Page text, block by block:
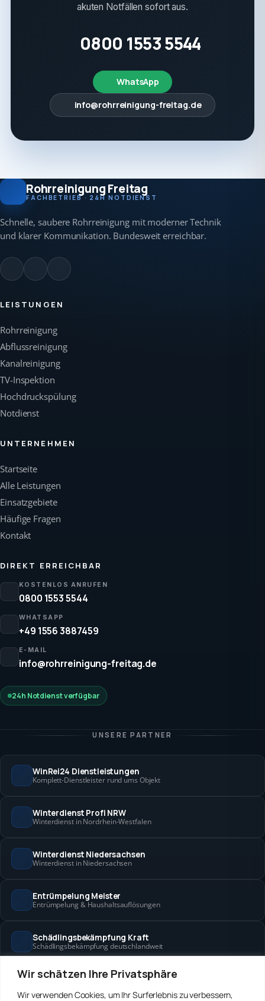
Wir schätzen Ihre Privatsphäre
Wir verwenden Cookies, um Ihr Surferlebnis zu verbessern,
akuten Notfällen sofort aus.
0800 1553 5544
WhatsApp
info@rohrreinigung-freitag.de
Rohrreinigung Freitag
FACHBETRIEB · 24H NOTDIENST
Schnelle, saubere Rohrreinigung mit moderner Technik
und klarer Kommunikation. Bundesweit erreichbar.
LEISTUNGEN
Rohrreinigung
Abflussreinigung
Kanalreinigung
TV-Inspektion
Hochdruckspülung
Notdienst
UNTERNEHMEN
Startseite
Alle Leistungen
Einsatzgebiete
Häufige Fragen
Kontakt
DIREKT ERREICHBAR
KOSTENLOS ANRUFEN
0800 1553 5544
WHATSAPP
+49 1556 3887459
E-MAIL
info@rohrreinigung-freitag.de
24h Notdienst verfügbar
UNSERE PARTNER
WinRei24 Dienstleistungen
Komplett-Dienstleister rund ums Objekt
Winterdienst Profi NRW
Winterdienst in Nordrhein-Westfalen
Winterdienst Niedersachsen
Winterdienst in Niedersachsen
Entrümpelung Meister
Entrümpelung & Haushaltsauflösungen
Schädlingsbekämpfung Kraft
Schädlingsbekämpfung deutschlandweit
Hanse Objektservice